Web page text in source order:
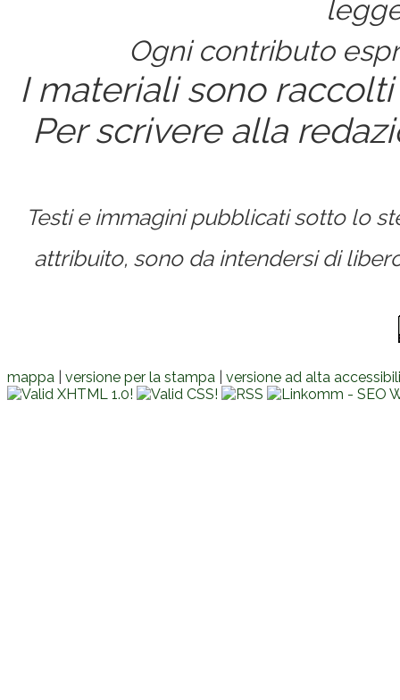
Ogni contributo
I materiali sono
Per scrivere alla
Testi e immagini pubblicati sotto lo
attribuito, sono da intendersi di
mappa versione per la stampa versione ad alta